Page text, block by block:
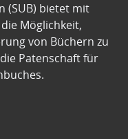
(SUB) bietet mit
Möglichkeit,
von Büchern zu
Patenschaft für